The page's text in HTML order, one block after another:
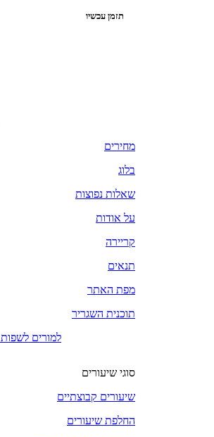
תזמן עכשיו
מחירים
בלוג
שאלות נפוצות
על אודות
קריירה
תנאים
מפת האתר
תוכנית השגריר
LIM למורים לשפות
סוגי שיעורים
שיעורים קבוצתיים
החלפת שיעורים